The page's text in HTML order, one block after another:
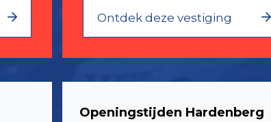
Ontdek deze vestiging
Openingstijden Hardenberg